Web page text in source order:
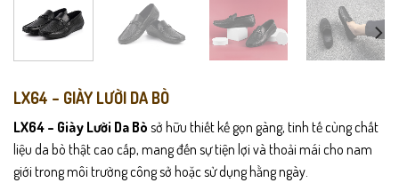
LX64 – GIÀY LƯỜI DA BÒ
LX64 – Giày Lười Da Bò sở hữu thiết kế gọn gàng, tinh tế cùng chất
liệu da bò thật cao cấp, mang đến sự tiện lợi và thoải mái cho nam
giới trong môi trường công sở hoặc sử dụng hằng ngày.